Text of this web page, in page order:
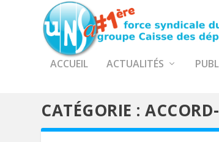
ACCUEIL ACTUALITÉS
CATÉGORIE :